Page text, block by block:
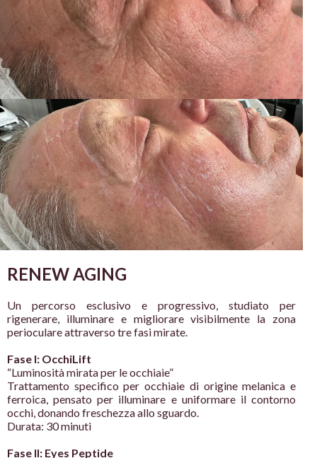
RENEW AGING
Un percorso esclusivo e progressivo, studiato per
rigenerare, illuminare e migliorare visibilmente la zona
perioculare attraverso tre fasi mirate.
Fase I: OcchiLift
“Luminosità mirata per le occhiaie”
Trattamento specifico per occhiaie di originemelanica e
ferroica, pensato per illuminare e uniformare il contorno
occhi, donando freschezza allo sguardo.
Durata: 30 minuti
Fase II: Eyes Peptide